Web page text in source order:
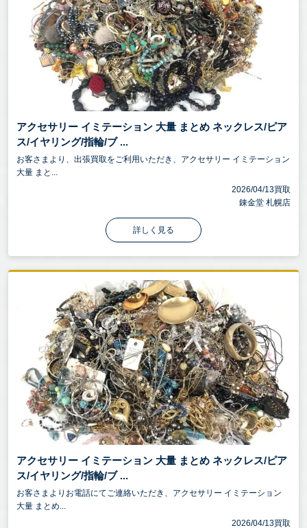
アクセサリー イミテーション 大量 まとめ ネックレス/ピア
ス/イヤリング/指輪/ブ ...
お客さまより、出張買取をご利用いただき、アクセサリー イミテーション
大量 まと...
2026/04/13買取
錬金堂 札幌店
詳しく見る
アクセサリー イミテーション 大量 まとめ ネックレス/ピア
ス/イヤリング/指輪/ブ ...
お客さまよりお電話にてご連絡いただき、アクセサリー イミテーション
大量 まとめ...
2026/04/13買取